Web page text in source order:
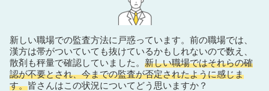
新しい職場での監査方法に戸惑っています。前の職場では、
漢方は帯がついていても抜けているかもしれないので数え、
散剤も秤量で確認していました。 新しい職場ではそれらの確
認が不要とされ、今までの監査が否定されたように感じま
す。皆さんはこの状況についてどう思いますか？